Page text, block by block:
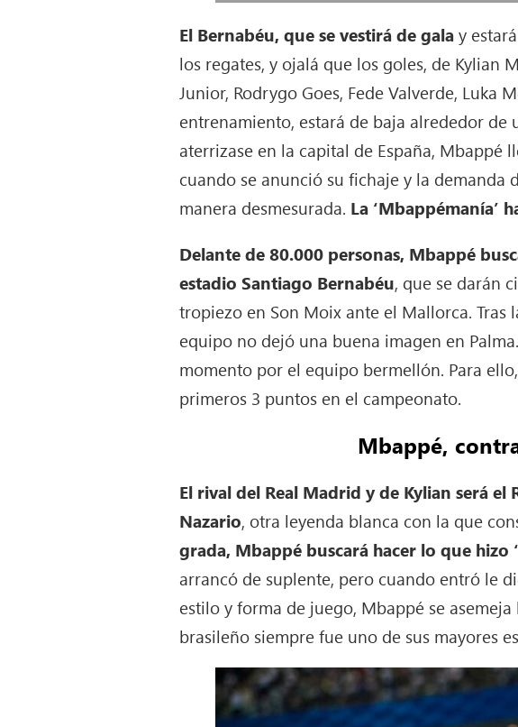
El Bernabéu, que se vestirá de galay
los regates, y ojalá que los goles, de Kylian
Junior, Rodrygo Goes, Fede Valverde, Luka
entrenamiento, estará de baja alrededor de
aterrizase en la capital de España, Mbappé
cuando se anunció su fichaje y la demanda
manera desmesurada. La ‘Mbappémanía’
Delante de 80.000 personas, Mbappé
estadio Santiago Bernabéu, que se darán
tropiezo en Son Moix ante el Mallorca. Tras
equipo no dejó una buena imagen en
momento por el equipo bermellón. Para
primeros 3 puntos en el campeonato.
Mbappé,
El rival del Real Madrid y de Kylian será el
Nazario, otra leyenda blanca con la que
grada, Mbappé buscará hacer lo que hizo
arrancó de suplente, pero cuando entró le
estilo y forma de juego, Mbappé se
brasileño siempre fue uno de sus mayores